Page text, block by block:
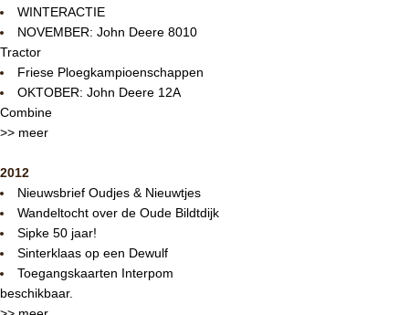
WINTERACTIE
NOVEMBER: John Deere 8010
Tractor
Friese Ploegkampioenschappen
OKTOBER: John Deere 12A
Combine
>> meer
2012
Nieuwsbrief Oudjes & Nieuwtjes
Wandeltocht over de Oude Bildtdijk
Sipke 50 jaar!
Sinterklaas op een Dewulf
Toegangskaarten Interpom
beschikbaar.